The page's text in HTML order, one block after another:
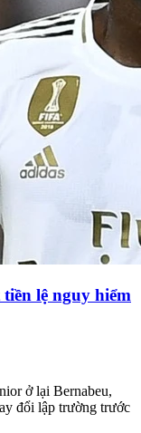
lệ nguy hiểm
ở lại Bernabeu,
đổi lập trường trước